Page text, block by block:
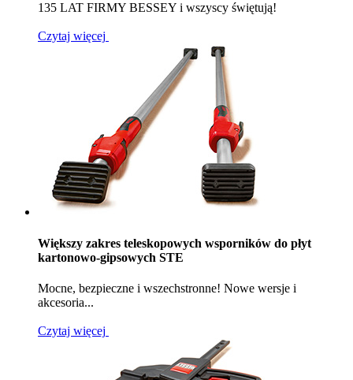
135 LAT FIRMY BESSEY i wszyscy świętują!
Czytaj więcej
Większy zakres teleskopowych wsporników do płyt
kartonowo-gipsowych STE
Mocne, bezpieczne i wszechstronne! Nowe wersje i
akcesoria...
Czytaj więcej